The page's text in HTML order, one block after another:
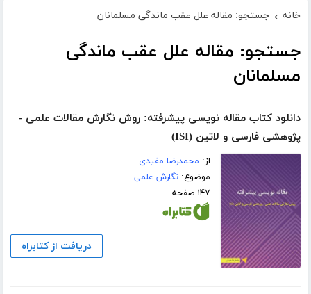
خانه › جستجو: مقاله علل عقب ماندگی مسلمانان
جستجو: مقاله علل عقب ماندگی
مسلمانان
دانلود کتاب مقاله نویسی پیشرفته: روش نگارش مقالات علمی -
پژوهشی فارسی و لاتین (ISI)
از: محمدرضا مفیدی
موضوع:نگارش علمی
۱۴۷ صفحه
دریافت از کتابراه